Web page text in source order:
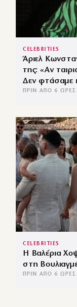
CELEBRITIES
Άριελ
της: «Αν
Δεν φτάσαμε
ΠΡΙΝ ΑΠΌ 6 ΏΡΕΣ
CELEBRITIES
Η Βαλέρια
στη
ΠΡΙΝ ΑΠΌ 6 ΏΡΕΣ